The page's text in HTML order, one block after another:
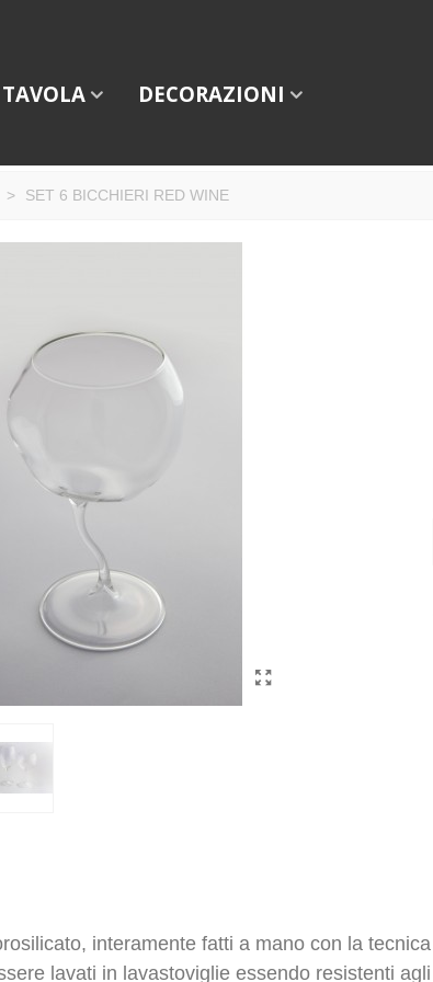
TAVOLA DECORAZIONI
> SET 6 BICCHIERI RED WINE
interamente fatti a mano con la
lavati in lavastoviglie essendo resistenti